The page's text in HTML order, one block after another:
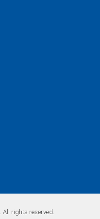
. All rights reserved.